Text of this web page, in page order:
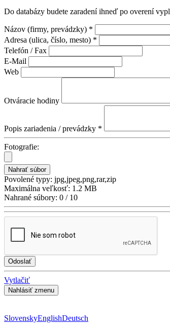
Do databázy budete zaradení ihneď po overení
Názov (firmy, prevádzky) *
Adresa (ulica, číslo, mesto) *
Telefón / Fax
E-Mail
Web
Otváracie hodiny
Popis zariadenia / prevádzky *
Fotografie:
Povolené typy: jpg,jpeg,png,rar,zip
Maximálna veľkosť: 1.2 MB
Nahrané súbory: 0 / 10
Vytlačiť
SlovenskyEnglishDeutsch